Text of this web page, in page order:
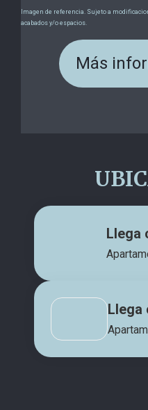
Imagen de referencia. Sujeto a
acabados y/o espacios.
Más
Llega
Llega